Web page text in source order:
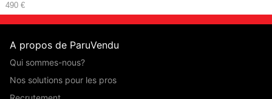
490 €
A propos de ParuVendu
Qui sommes-nous?
Nos solutions pour les pros